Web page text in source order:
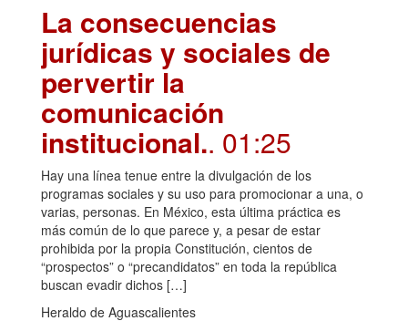
La consecuencias
jurídicas y sociales de
pervertir la
comunicación
institucional.. 01:25
Hay una línea tenue entre la divulgación de los
programas sociales y su uso para promocionar a una, o
varias, personas. En México, esta última práctica es
más común de lo que parece y, a pesar de estar
prohibida por la propia Constitución, cientos de
“prospectos” o “precandidatos” en toda la república
buscan evadir dichos […]
Heraldo de Aguascalientes